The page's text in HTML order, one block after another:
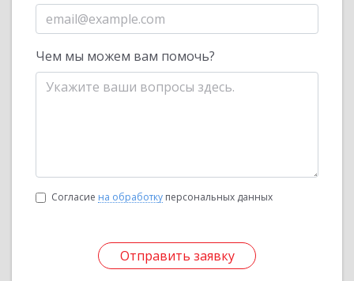
Чем мы можем вам помочь?
Согласие на обработку персональных данных
Отправить заявку